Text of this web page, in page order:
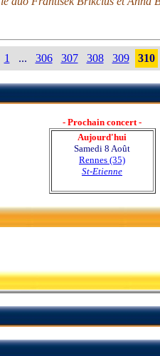
1 ... 306 307 308 309 310
- Prochain concert -
Aujourd'hui
Samedi 8 Août
Rennes (35)
St-Etienne